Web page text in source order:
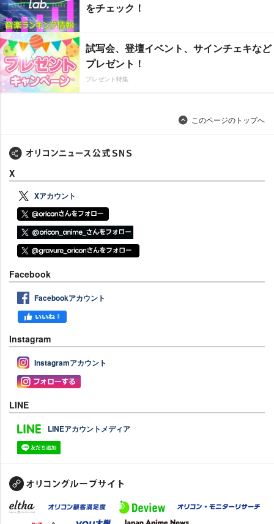
をチェック！
試写会、登壇イベント、サインチェキなど
プレゼント！
プレゼント特集
このページのトップへ
X
Xアカウント
Facebook
Facebookアカウント
Instagram
Instagramアカウント
LINE
LINEアカウントメディア